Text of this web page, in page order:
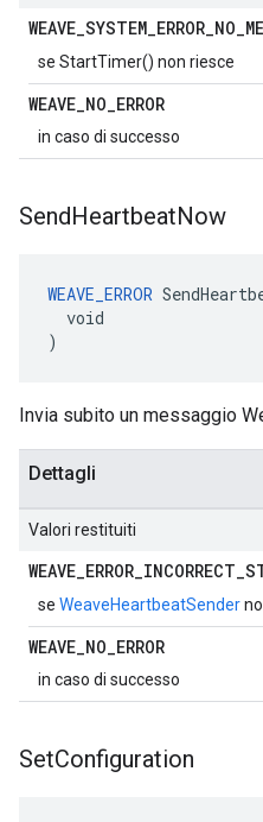
WEAVE_SYSTEM_ERROR_NO_
se StartTimer() non riesce
WEAVE_NO_ERROR
in caso di successo
SendHeartbeatNow
WEAVE_ERROR
  void
)
Invia subito un messaggio
Dettagli
Valori restituiti
WEAVE_ERROR_INCORRECT_
se WeaveHeartbeatSender
WEAVE_NO_ERROR
in caso di successo
SetConfiguration